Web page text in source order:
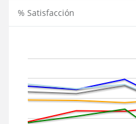
% Satisfacción